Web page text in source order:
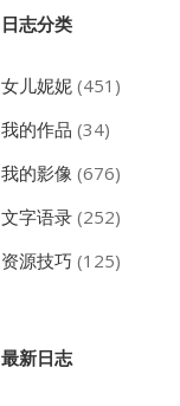
Sidebar
日志分类
女儿妮妮(451)
我的作品 (34)
我的影像 (676)
文字语录(252)
资源技巧 (125)
最新日志